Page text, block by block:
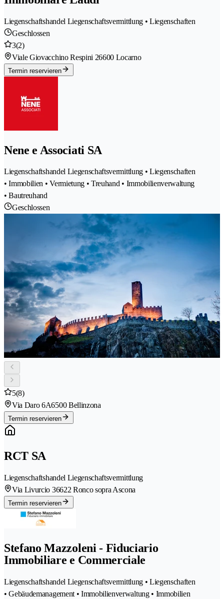
Liegenschaftshandel Liegenschaftsvermittlung • Liegenschaften
Geschlossen
3(2)
Viale Giovacchino Respini 26600 Locarno
Termin reservieren
Nene e Associati SA
Liegenschaftshandel Liegenschaftsvermittlung • Liegenschaften
• Immobilien • Vermietung • Treuhand • Immobilienverwaltung
• Bautreuhand
Geschlossen
5(8)
Via Daro 6A6500 Bellinzona
Termin reservieren
RCT SA
Liegenschaftshandel Liegenschaftsvermittlung
Via Livurcio 36622 Ronco sopra Ascona
Termin reservieren
Stefano Mazzoleni - Fiduciario
Immobiliare e Commerciale
Liegenschaftshandel Liegenschaftsvermittlung • Liegenschaften
• Gebäudemanagement • Immobilienverwaltung • Immobilien